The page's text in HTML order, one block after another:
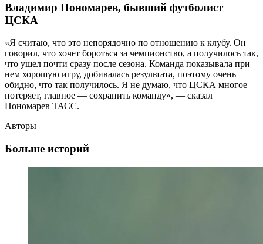
Владимир Пономарев, бывший футболист
ЦСКА
«Я считаю, что это непорядочно по отношению к клубу. Он
говорил, что хочет бороться за чемпионство, а получилось так,
что ушел почти сразу после сезона. Команда показывала при
нем хорошую игру, добивалась результата, поэтому очень
обидно, что так получилось. Я не думаю, что ЦСКА многое
потеряет, главное — сохранить команду», — сказал
Пономарев ТАСС.
Авторы
Больше историй